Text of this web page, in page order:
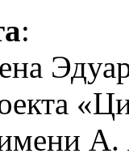
:
имени